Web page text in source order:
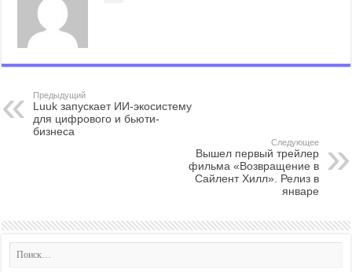
Предыдущий
Luuk запускает ИИ-экосистему
для цифрового и бьюти-
бизнеса
Следующее
Вышел первый трейлер
фильма «Возвращение в
Сайлент Хилл». Релиз в
январе